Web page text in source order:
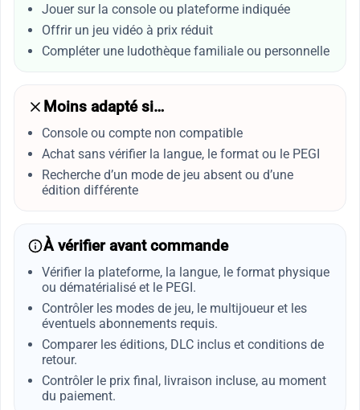
Jouer sur la console ou plateforme indiquée
Offrir un jeu vidéo à prix réduit
Compléter une ludothèque familiale ou personnelle
Moins adapté si…
Console ou compte non compatible
Achat sans vérifier la langue, le format ou le PEGI
Recherche d’un mode de jeu absent ou d’une
édition différente
À vérifier avant commande
Vérifier la plateforme, la langue, le format physique
ou dématérialisé et le PEGI.
Contrôler les modes de jeu, le multijoueur et les
éventuels abonnements requis.
Comparer les éditions, DLC inclus et conditions de
retour.
Contrôler le prix final, livraison incluse, au moment
du paiement.